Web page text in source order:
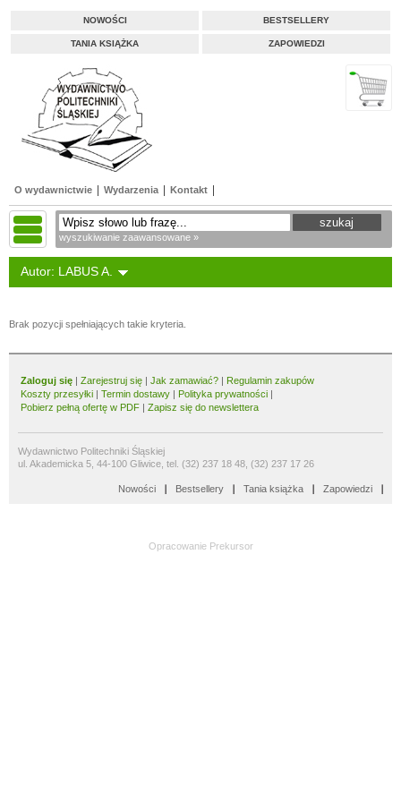
NOWOŚCI BESTSELLERY
TANIA KSIĄŻKA ZAPOWIEDZI
O wydawnictwie Wydarzenia Kontakt
wyszukiwanie zaawansowane »
Autor: LABUS A.
Brak pozycji spełniających takie kryteria.
Zaloguj się | Zarejestruj się | Jak zamawiać? | Regulamin zakupów
Koszty przesyłki | Termin dostawy | Polityka prywatności |
Pobierz pełną ofertę w PDF | Zapisz się do newslettera
Wydawnictwo Politechniki Śląskiej
ul. Akademicka 5, 44-100 Gliwice, tel. (32) 237 18 48, (32) 237 17 26
Nowości Bestsellery Tania książka Zapowiedzi
Opracowanie Prekursor